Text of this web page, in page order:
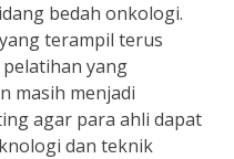
bedah onkologi.
terampil terus
yang
masih menjadi
agar para ahli dapat
dan teknik